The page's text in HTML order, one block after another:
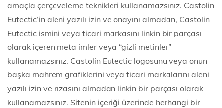
amaçla çerçeveleme teknikleri kullanamazsınız. Castolin
Eutectic’in aleni yazılı izin ve onayını almadan, Castolin
Eutectic ismini veya ticari markasını linkin bir parçası
olarak içeren meta imler veya “gizli metinler”
kullanamazsınız. Castolin Eutectic logosunu veya onun
başka mahrem grafiklerini veya ticari markalarını aleni
yazılı izin ve rızasını almadan linkin bir parçası olarak
kullanamazsınız. Sitenin içeriği üzerinde herhangi bir